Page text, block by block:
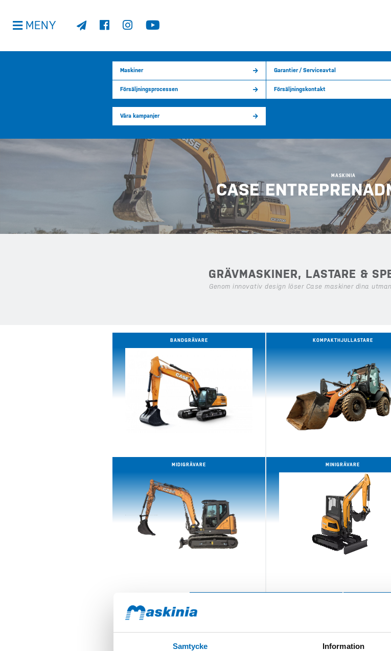
Samtycke Information
MENY
Maskiner Garantier / Serviceavtal
Försäljningsprocessen Försäljningskontakt
Våra kampanjer
MASKINIA
CASE
GRÄVMASKINER, LASTARE &
Genom innovativ design löser Case maskiner dina
BANDGRÄVARE KOMPAKTHJULLASTARE
MIDIGRÄVARE MINIGRÄVARE